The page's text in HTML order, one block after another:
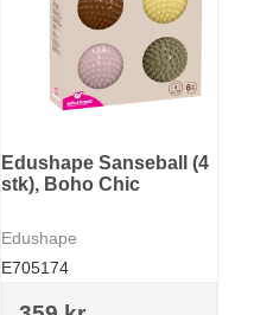
Edushape Sanseball (4
stk), Boho Chic
Edushape
E705174